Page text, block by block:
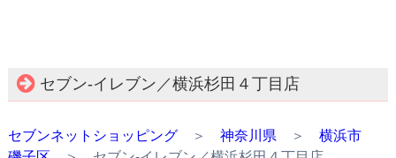
セブン‐イレブン／横浜杉田４丁目店
セブンネットショッピング＞ 神奈川県 ＞ 横浜市